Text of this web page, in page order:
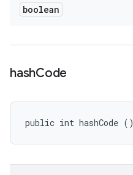
boolean
hashCode
public int hashCode ()